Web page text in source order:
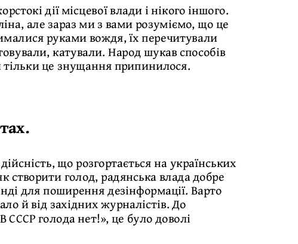
дії місцевої влади і нікого іншого.
але зараз ми з вами розуміємо, що це
руками вождя, їх перечитували
катували. Народ шукав способів
тільки це знущання припинилося.
що розгортається на українських
створити голод, радянська влада добре
для поширення дезінформації. Варто
й від західних журналістів. До
голода нет!», це було доволі